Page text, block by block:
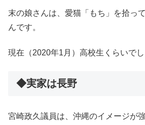
末の娘さんは、愛猫「もち」を拾っ
んです。
現在（2020年1月）高校生くらいでし
◆実家は長野
宮崎政久議員は、沖縄のイメージが